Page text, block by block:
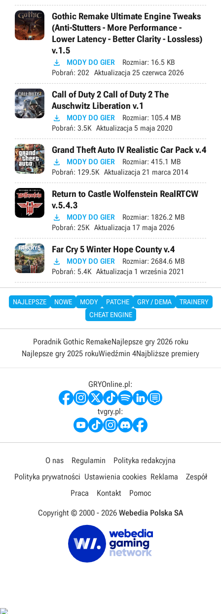
Gothic Remake Ultimate Engine Tweaks
(Anti-Stutters - More Performance -
Lower Latency - Better Clarity - Lossless)
v.1.5
 MODY DO GIER Rozmiar: 16.5 KB
Pobrań: 202 Aktualizacja 25 czerwca 2026
Call of Duty 2 Call of Duty 2 The
Auschwitz Liberation v.1
 MODY DO GIER Rozmiar: 105.4 MB
Pobrań: 3.5K Aktualizacja 5 maja 2020
Grand Theft Auto IV Realistic Car Pack v.4
 MODY DO GIER Rozmiar: 415.1 MB
Pobrań: 129.5K Aktualizacja 21 marca 2014
Return to Castle Wolfenstein RealRTCW
v.5.4.3
 MODY DO GIER Rozmiar: 1826.2 MB
Pobrań: 25K Aktualizacja 17 maja 2026
Far Cry 5 Winter Hope County v.4
 MODY DO GIER Rozmiar: 2684.6 MB
Pobrań: 5.4K Aktualizacja 1 września 2021
NAJLEPSZE NOWE MODY PATCHE GRY / DEMA
TRAINERY
CHEAT ENGINE
Poradnik Gothic RemakeNajlepsze gry 2026 roku
Najlepsze gry 2025 rokuWiedźmin 4Najbliższe premiery
GRYOnline.pl:
tvgry.pl:
O nas Regulamin
Polityka redakcyjna
Polityka prywatności Ustawienia cookies Reklama
Zespół
Praca
Kontakt Pomoc
Copyright © 2000 - 2026 Webedia Polska SA